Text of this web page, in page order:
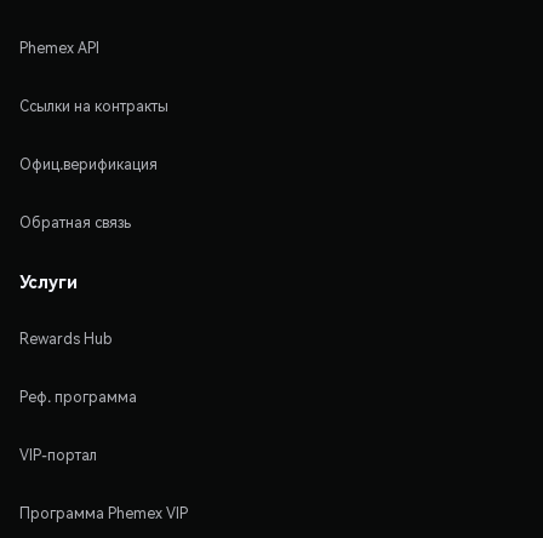
Phemex API
Ссылки на контракты
Офиц.верификация
Обратная связь
Услуги
Rewards Hub
Реф. программа
VIP-портал
Программа Phemex VIP